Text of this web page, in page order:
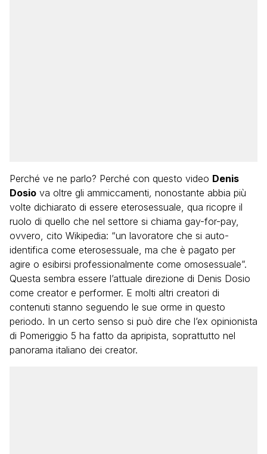
Perché ve ne parlo? Perché con questo video Denis
Dosio va oltre gli ammiccamenti, nonostante abbia più
volte dichiarato di essere eterosessuale, qua ricopre il
ruolo di quello che nel settore si chiama gay-for-pay,
ovvero, cito Wikipedia: “un lavoratore che si auto-
identifica come eterosessuale, ma che è pagato per
agire o esibirsi professionalmente come omosessuale”.
Questa sembra essere l’attuale direzione di Denis Dosio
come creator e performer. E molti altri creatori di
contenuti stanno seguendo le sue orme in questo
periodo. In un certo senso si può dire che l’ex opinionista
di Pomeriggio 5 ha fatto da apripista, soprattutto nel
panorama italiano dei creator.